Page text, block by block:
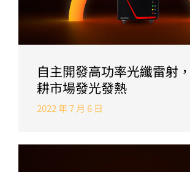
自主開發高功率光纖雷射
耕市場發光發熱
2022 年 7 月 6 日